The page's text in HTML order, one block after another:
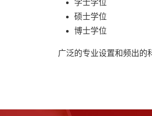
学士学位
硕士学位
博士学位
广泛的专业设置和频出的